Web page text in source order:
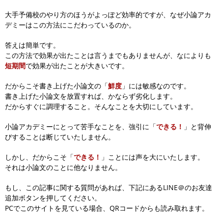
大手予備校のやり方のほうがよっぽど効率的ですが、 なぜ小論アカ
デミーはこの方法にこだわっているのか。
答えは簡単です。
この方法で効果が出たことは言うまでもありませんが、 なによりも
短期間で効果が出たことが大きいです。
だからこそ書き上げた小論文の「鮮度 」には敏感なのです。
書き上げた小論文を放置すれば、かならず劣化します。
だからすぐに調理すること。そんなことを大切にしています。
小論アカデミーにとって苦手なことを、 強引に「できる！ 」と背伸
びすることは断じていたしません。
しかし、だからこそ「できる！ 」ことには声を大にいたします。
それは小論文のことに他なりません。
もし、この記事に関する質問があれば、下記にあるLINE＠のお友達
追加ボタンを押してください。
PCでこのサイトを見ている場合、QRコードからも読み取れます。